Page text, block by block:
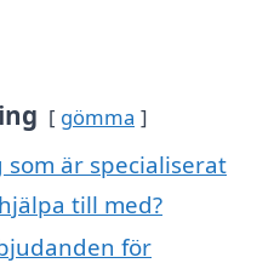
gömma
är specialiserat
till med?
för